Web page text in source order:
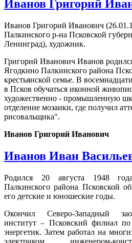
Иванов Григорий
Иванов Григорий Иванович
Палкинского р-на Псковской
Ленинград), художник.
Григорий Иванович Иванов
Ягодкино Палкинского района
крестьянской семье. В
в Псков обучаться иконной
художественно - промышленную
отделение мозаики, где получил
рисовальщика".
Иванов Григорий Иванович
Иванов Иван
Родился 20 августа 1948
Палкинского района Псковской
его детские и юношеские годы.
Окончил Северо-Западный
институт – Псковский филиал
энергетик. Затем работал на
электриком, инженером-